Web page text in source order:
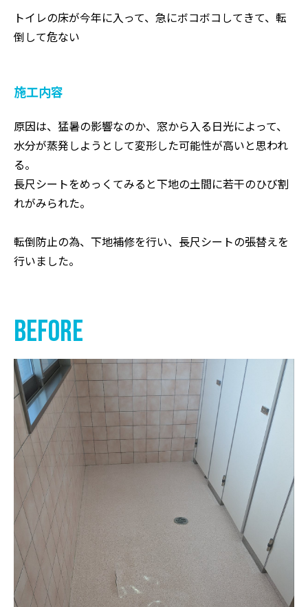
トイレの床が今年に入って、急にボコボコしてきて、転
倒して危ない
施工内容
原因は、猛暑の影響なのか、窓から入る日光によって、
水分が蒸発しようとして変形した可能性が高いと思われ
る。
長尺シートをめっくてみると下地の土間に若干のひび割
れがみられた。
転倒防止の為、下地補修を行い、長尺シートの張替えを
行いました。
before